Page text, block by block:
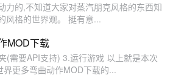
力的,不知道大家对蒸汽朋克风格的东西知
风格的世界观。 挺有意...
MOD下载
(需要API支持) 3.运行游戏 以上就是本次
更多弯曲动作MOD下载的...